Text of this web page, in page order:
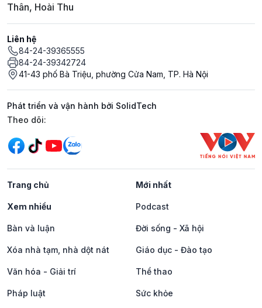
Thân, Hoài Thu
Liên hệ
84-24-39365555
84-24-39342724
41-43 phố Bà Triệu, phường Cửa Nam, TP. Hà Nội
Phát triển và vận hành bởi SolidTech
Mạng xã hội
Theo dõi:
Trang chủ Mới nhất
Xem nhiều Podcast
Bàn và luận Đời sống - Xã hội
Xóa nhà tạm, nhà dột nát Giáo dục - Đào tạo
Văn hóa - Giải trí Thể thao
Pháp luật Sức khỏe